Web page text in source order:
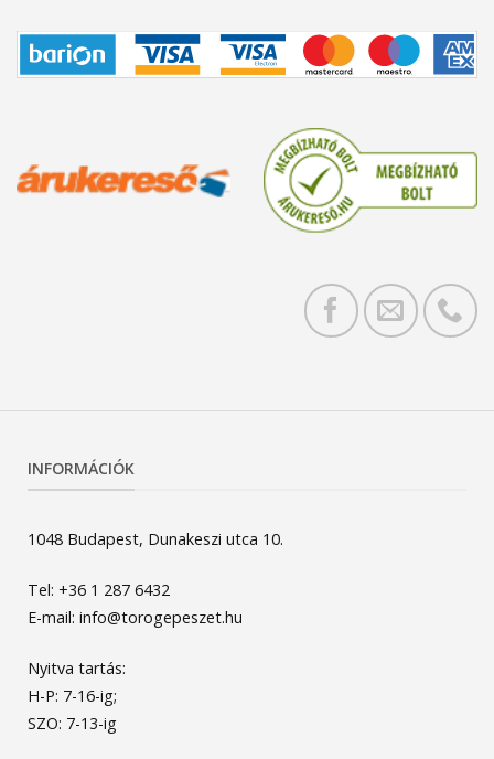
INFORMÁCIÓK
1048 Budapest, Dunakeszi utca 10.
Tel: +36 1 287 6432
E-mail: info@torogepeszet.hu
Nyitva tartás:
H-P: 7-16-ig;
SZO: 7-13-ig